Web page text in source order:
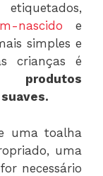
nascido e
simples e
crianças é
produtos
uma toalha
uma
necessário